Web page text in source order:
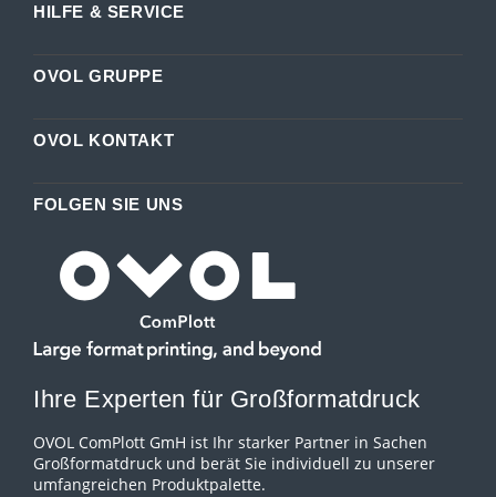
HILFE & SERVICE
OVOL GRUPPE
OVOL KONTAKT
FOLGEN SIE UNS
Ihre Experten für Großformatdruck
OVOL ComPlott GmH ist Ihr starker Partner in Sachen
Großformatdruck und berät Sie individuell zu unserer
umfangreichen Produktpalette.